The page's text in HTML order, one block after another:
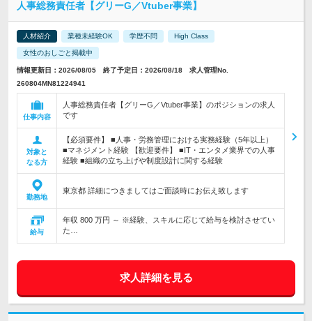
人事総務責任者【グリーG／Vtuber事業】
人材紹介 業種未経験OK 学歴不問 High Class
女性のおしごと掲載中
情報更新日：2026/08/05 終了予定日：2026/08/18 求人管理No.
260804MN81224941
仕事内容
人事総務責任者【グリーG／Vtuber事業】のポジションの求人
です
対象と
なる方
【必須要件】 ■人事・労務管理における実務経験（5年以上）
■マネジメント経験 【歓迎要件】 ■IT・エンタメ業界での人事
経験 ■組織の立ち上げや制度設計に関する経験
勤務地
東京都 詳細につきましてはご面談時にお伝え致します
給与
年収 800 万円 ～ ※経験、スキルに応じて給与を検討させてい
た…
求人詳細を見る